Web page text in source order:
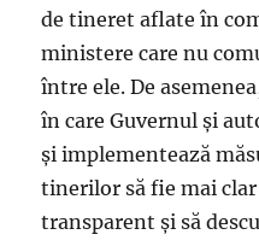
de tineret aflate în
ministere care nu
între ele. De
în care Guvernul și
și implementează
tinerilor să fie mai
transparent și să